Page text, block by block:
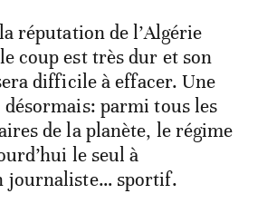
réputation de l’Algérie
coup est très dur et son
difficile à effacer. Une
désormais: parmi tous les
de la planète, le régime
le seul à
journaliste… sportif.